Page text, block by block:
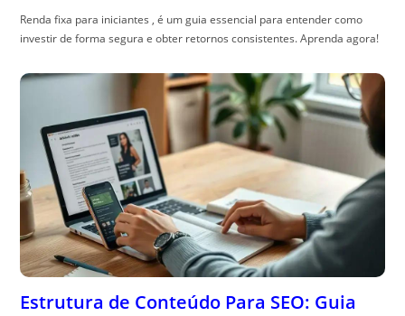
Renda fixa para iniciantes , é um guia essencial para entender como
investir de forma segura e obter retornos consistentes. Aprenda agora!
Estrutura de Conteúdo Para SEO: Guia